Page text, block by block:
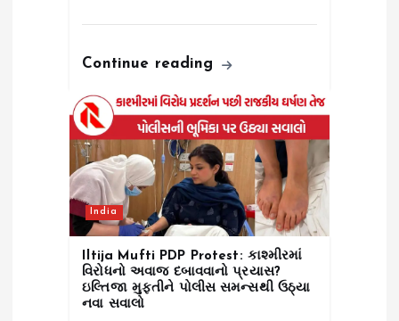
Continue reading
India
Iltija Mufti PDP Protest: કાશ્મીરમાં
વિરોધનો અવાજ દબાવવાનો પ્રયાસ?
ઇલ્તિજા મુફ્તીને પોલીસ સમન્સથી ઉઠ્યા
નવા સવાલો